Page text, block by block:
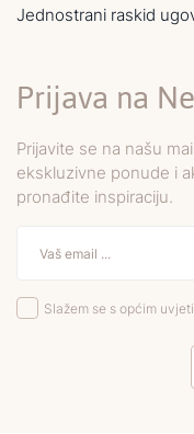
Jednostrani raskid
Prijava na
Prijavite se na našu
ekskluzivne ponude i
pronađite inspiraciju.
Slažem se s općim